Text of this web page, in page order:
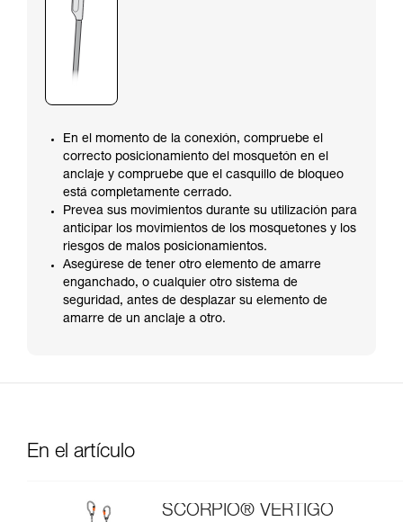
En el momento de la conexión, compruebe el
correcto posicionamiento del mosquetón en el
anclaje y compruebe que el casquillo de bloqueo
está completamente cerrado.
Prevea sus movimientos durante su utilización para
anticipar los movimientos de los mosquetones y los
riesgos de malos posicionamientos.
Asegúrese de tener otro elemento de amarre
enganchado, o cualquier otro sistema de
seguridad, antes de desplazar su elemento de
amarre de un anclaje a otro.
En el artículo
SCORPIO® VERTIGO